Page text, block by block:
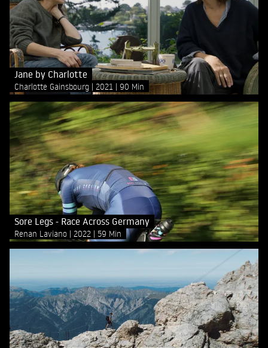
Jane by Charlotte
Charlotte Gainsbourg 2021 90 Min
Sore Legs - Race Across Germany
Renan Laviano 2022 59 Min